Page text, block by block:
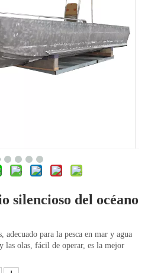
Barco de aluminio resistente y ligero para agua salada
silencioso del océano
adecuado para la pesca en mar y agua
las olas, fácil de operar, es la mejor